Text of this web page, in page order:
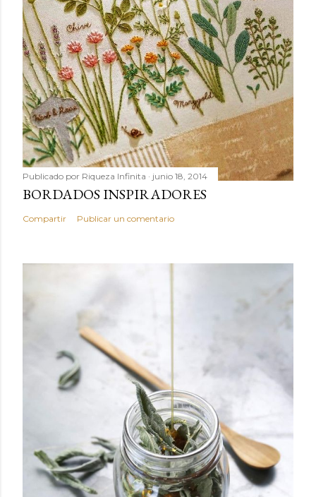
Publicado por Riqueza Infinita junio 18, 2014
BORDADOS INSPIRADORES
Compartir Publicar un comentario